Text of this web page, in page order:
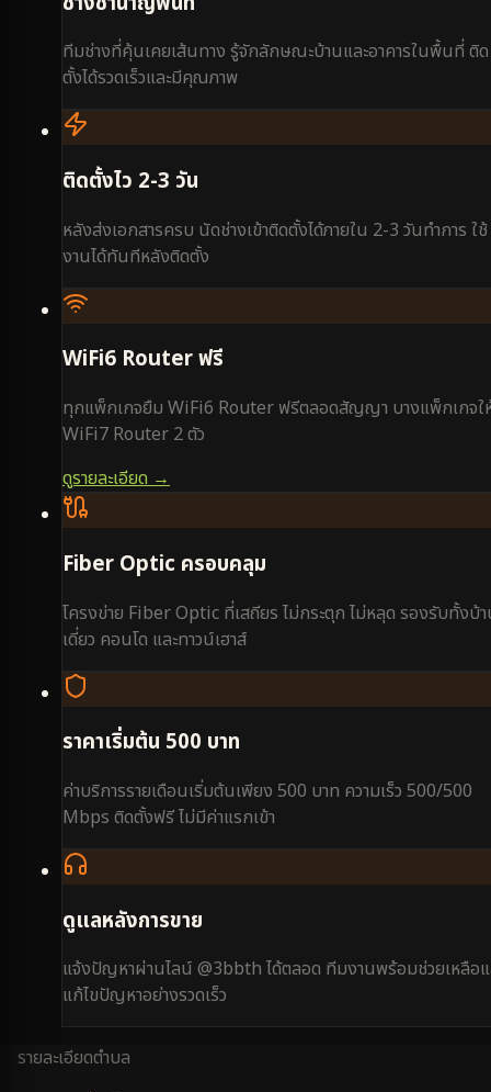
ทีมช่างที่คุ้นเคยเส้นทาง รู้จักลักษณะบ้านและอาคารในพื้นที่ ติด
ตั้งได้รวดเร็วและมีคุณภาพ
ติดตั้งไว 2-3 วัน
หลังส่งเอกสารครบ นัดช่างเข้าติดตั้งได้ภายใน 2-3 วันทำการ ใช้
งานได้ทันทีหลังติดตั้ง
WiFi6 Router ฟรี
ทุกแพ็กเกจยืม WiFi6 Router ฟรีตลอดสัญญา บางแพ็กเกจใ
WiFi7 Router 2 ตัว
ดูรายละเอียด →
Fiber Optic ครอบคลุม
โครงข่าย Fiber Optic ที่เสถียร ไม่กระตุก ไม่หลุด รองรับทั้งบ้
เดี่ยว คอนโด และทาวน์เฮาส์
ราคาเริ่มต้น 500 บาท
ค่าบริการรายเดือนเริ่มต้นเพียง 500 บาท ความเร็ว 500/500
Mbps ติดตั้งฟรี ไม่มีค่าแรกเข้า
ดูแลหลังการขาย
แจ้งปัญหาผ่านไลน์ @3bbth ได้ตลอด ทีมงานพร้อมช่วยเหลือแ
แก้ไขปัญหาอย่างรวดเร็ว
รายละเอียดตำบล